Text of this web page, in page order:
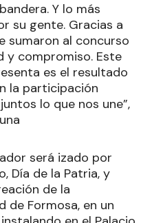
Y lo más
su gente. Gracias a
sumaron al concurso
y compromiso. Este
es el resultado
la participación
lo que nos une”,
será izado por
Día de la Patria, y
de la
de Formosa, en un